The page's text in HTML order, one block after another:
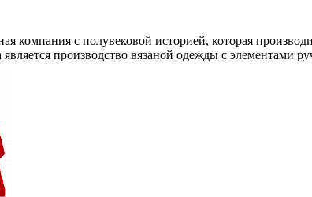
компания с полувековой историей, которая
производство вязаной одежды с элементами